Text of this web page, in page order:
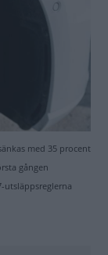
med 35 procent
gången
utsläppsreglerna